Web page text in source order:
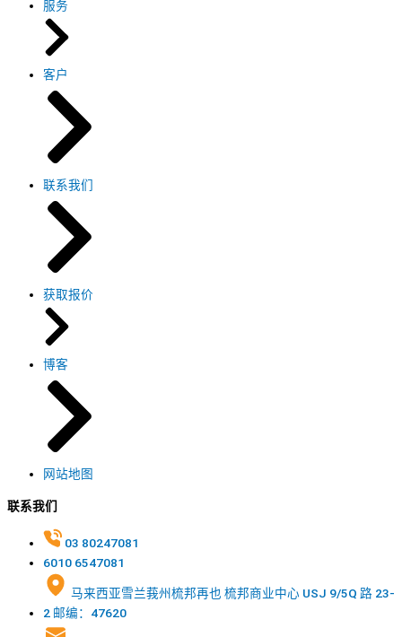
服务
客户
联系我们
获取报价
博客
网站地图
联系我们
03 80247081
6010 6547081
马来西亚雪兰莪州梳邦再也 梳邦商业中心 USJ 9/5Q 路 23-
2 邮编：47620